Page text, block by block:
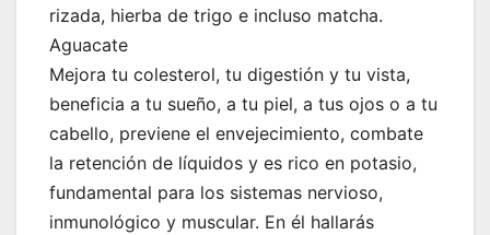
rizada, hierba de trigo e incluso matcha.
Aguacate
Mejora tu colesterol, tu digestión y tu vista,
beneficia a tu sueño, a tu piel, a tus ojos o a tu
cabello, previene el envejecimiento, combate
la retención de líquidos y es rico en potasio,
fundamental para los sistemas nervioso,
inmunológico y muscular. En él hallarás